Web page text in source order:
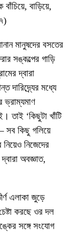
বাড়িয়ে,
মানুষদের বসতের
সঙ্কল্পের গাড়ি
দ্বারা
দারিদ্র্যের মধ্যে
ভ্রাম্যমাণ
তাই ‘কিছুটা খাঁটি
সব কিছু গলিয়ে
নিজেদের
অবজ্ঞাত,
এলাকা জুড়ে
করছে ওর দল
সঙ্গে সংযোগ